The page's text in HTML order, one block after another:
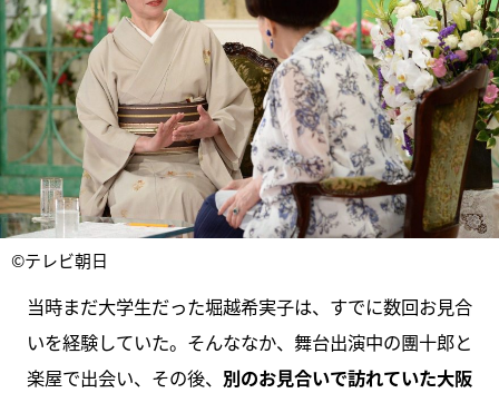
©テレビ朝日
当時まだ大学生だった堀越希実子は、すでに数回お見合
いを経験していた。そんななか、舞台出演中の團十郎と
楽屋で出会い、その後、 別のお見合いで訪れていた大阪